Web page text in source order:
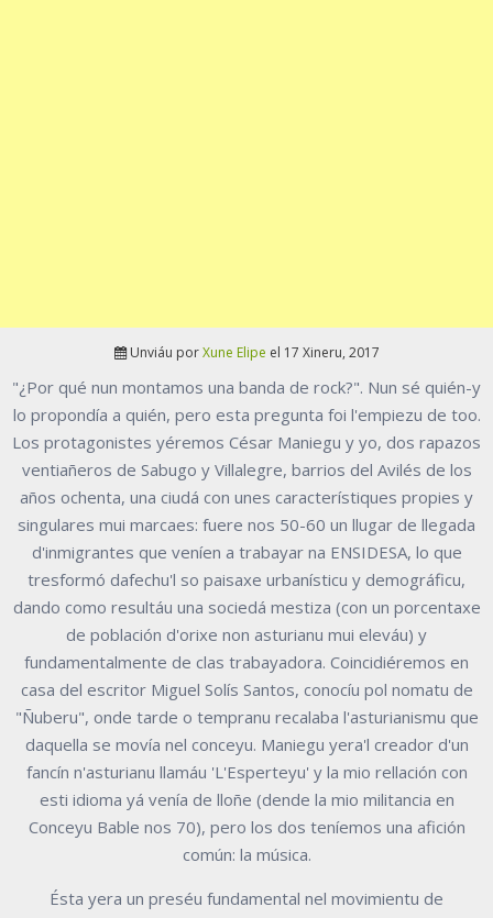
Unviáu porXune Elipe el 17 Xineru, 2017
"¿Por qué nun montamos una banda de rock?". Nun sé quién-y
lo propondía a quién, pero esta pregunta foi l'empiezu de too.
Los protagonistes yéremos César Maniegu y yo, dos rapazos
ventiañeros de Sabugo y Villalegre, barrios del Avilés de los
años ochenta, una ciudá con unes característiques propies y
singulares mui marcaes: fuere nos 50-60 un llugar de llegada
d'inmigrantes que veníen a trabayar na ENSIDESA, lo que
tresformó dafechu'l so paisaxe urbanísticu y demográficu,
dando como resultáu una sociedá mestiza (con un porcentaxe
de población d'orixe non asturianu mui eleváu) y
fundamentalmente de clas trabayadora. Coincidiéremos en
casa del escritor Miguel Solís Santos, conocíu pol nomatu de
"Ñuberu", onde tarde o tempranu recalaba l'asturianismu que
daquella se movía nel conceyu. Maniegu yera'l creador d'un
fancín n'asturianu llamáu 'L'Esperteyu' y la mio rellación con
esti idioma yá venía de lloñe (dende la mio militancia en
Conceyu Bable nos 70), pero los dos teníemos una afición
común: la música.
Ésta yera un preséu fundamental nel movimientu de